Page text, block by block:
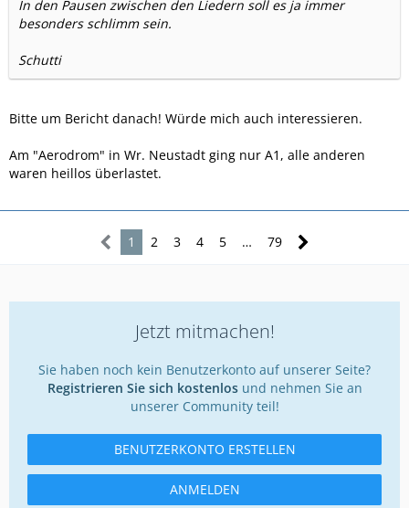
In den Pausen zwischen den Liedern soll es ja immer
besonders schlimm sein.
Schutti
Bitte um Bericht danach! Würde mich auch interessieren.
Am "Aerodrom" in Wr. Neustadt ging nur A1, alle anderen
waren heillos überlastet.
1 2 3 4 5 … 79
Jetzt mitmachen!
Sie haben noch kein Benutzerkonto auf unserer Seite?
Registrieren Sie sich kostenlosund nehmen Sie an
unserer Community teil!
BENUTZERKONTO ERSTELLEN
ANMELDEN